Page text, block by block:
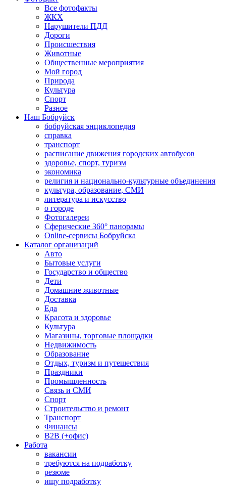
Все фотофакты
ЖКХ
Нарушители ПДД
Дороги
Происшествия
Животные
Общественные мероприятия
Мой город
Природа
Культура
Спорт
Разное
Наш Бобруйск
бобруйская энциклопедия
справка
транспорт
расписание движения городских автобусов
здоровье, спорт, туризм
экономика
религия и национально-культурные объединения
культура, образование, СМИ
литература и искусство
о городе
Фотогалереи
Сферические 360° панорамы
Online-сервисы Бобруйска
Каталог организаций
Авто
Бытовые услуги
Государство и общество
Дети
Домашние животные
Доставка
Еда
Красота и здоровье
Культура
Магазины, торговые площадки
Недвижимость
Образование
Отдых, туризм и путешествия
Праздники
Промышленность
Связь и СМИ
Спорт
Строительство и ремонт
Транспорт
Финансы
B2B (+офис)
Работа
вакансии
требуются на подработку
резюме
ищу подработку